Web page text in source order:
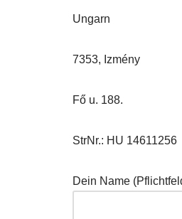
Ungarn
7353, Izmény
Fő u. 188.
StrNr.: HU 14611256
Dein Name